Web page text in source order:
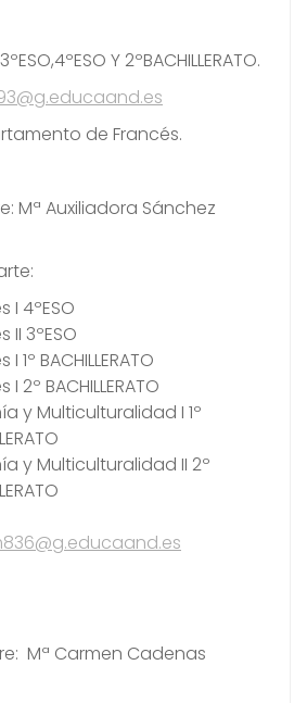
Y 2ºBACHILLERATO.
de Francés.
Mª Auxiliadora Sánchez
I 4ºESO
II 3ºESO
1º BACHILLERATO
I 2º BACHILLERATO
y Multiculturalidad I 1º
y Multiculturalidad II 2º
Mª Carmen Cadenas